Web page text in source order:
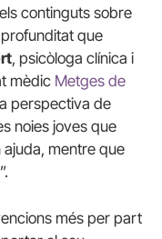
continguts sobre
que
, psicòloga clínica i
mèdic Metges de
perspectiva de
noies joves que
mentre que
més per part